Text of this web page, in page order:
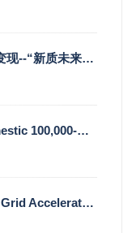
20年国运同频 数据价值变现--“新质未来”平台开启产业通证新时代
China’s First Fully Domestic 100,000-Card AI Supercluster Launched in Zhengzhou, Integrated Into National Supercomputing Internet
China Southern Power Grid Accelerates Grid Works to Secure Summer Power Supply Across Southern Provinces